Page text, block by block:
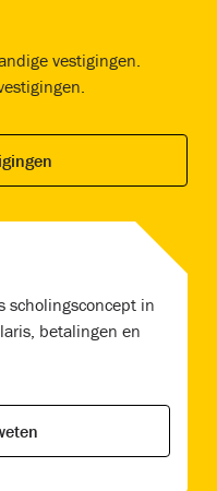
vestigingen.
scholingsconcept in
betalingen en